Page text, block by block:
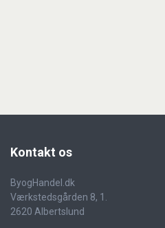
Kontakt os
ByogHandel.dk
Værkstedsgården 8, 1.
2620 Albertslund